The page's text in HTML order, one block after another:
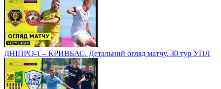
ДНІПРО-1 – КРИВБАС. Детальний огляд матчу. 30 тур УПЛ